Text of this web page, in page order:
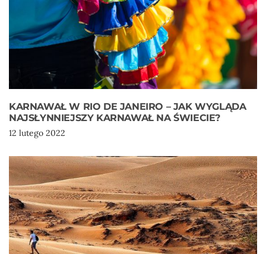
KARNAWAŁ W RIO DE JANEIRO – JAK WYGLĄDA
NAJSŁYNNIEJSZY KARNAWAŁ NA ŚWIECIE?
12 lutego 2022